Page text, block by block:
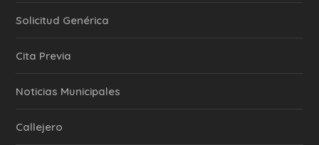
Solicitud Genérica
Cita Previa
‎Noticias Municipales
Callejero